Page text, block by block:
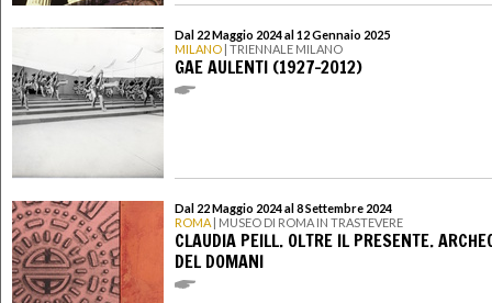
Dal 22 Maggio 2024 al 12 Gennaio 2025
MILANO | TRIENNALE MILANO
GAE AULENTI (1927-2012)
Dal 22 Maggio 2024 al 8 Settembre 2024
ROMA | MUSEO DI ROMA IN TRASTEVERE
CLAUDIA PEILL. OLTRE IL PRESENTE.
DEL DOMANI